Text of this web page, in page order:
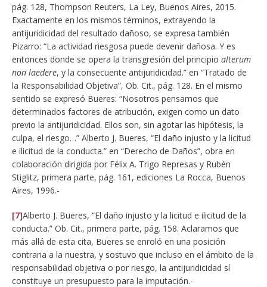
pág. 128, Thompson Reuters, La Ley, Buenos Aires, 2015.
Exactamente en los mismos términos, extrayendo la
antijuridicidad del resultado dañoso, se expresa también
Pizarro: “La actividad riesgosa puede devenir dañosa. Y es
entonces donde se opera la transgresión del principio alterum
non laedere, y la consecuente antijuridicidad.” en “Tratado de
la Responsabilidad Objetiva”, Ob. Cit., pág. 128. En el mismo
sentido se expresó Bueres: “Nosotros pensamos que
determinados factores de atribución, exigen como un dato
previo la antijuridicidad. Ellos son, sin agotar las hipótesis, la
culpa, el riesgo…” Alberto J. Bueres, “El daño injusto y la licitud
e ilicitud de la conducta.” en “Derecho de Daños”, obra en
colaboración dirigida por Félix A. Trigo Represas y Rubén
Stiglitz, primera parte, pág. 161, ediciones La Rocca, Buenos
Aires, 1996.-
[7]Alberto J. Bueres, “El daño injusto y la licitud e ilicitud de la
conducta.” Ob. Cit., primera parte, pág. 158. Aclaramos que
más allá de esta cita, Bueres se enroló en una posición
contraria a la nuestra, y sostuvo que incluso en el ámbito de la
responsabilidad objetiva o por riesgo, la antijuridicidad sí
constituye un presupuesto para la imputación.-